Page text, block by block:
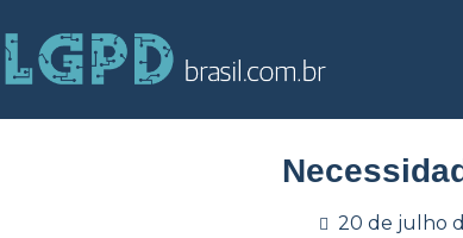
20 de julho